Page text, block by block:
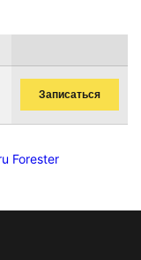
Записаться
Forester